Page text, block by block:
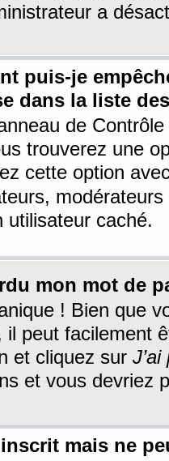
a
puis-je
dans la liste
de
trouverez une
cette option
utilisateur caché.
mon mot de
! Bien que
il peut facilement
et cliquez sur
et vous devriez
mais ne